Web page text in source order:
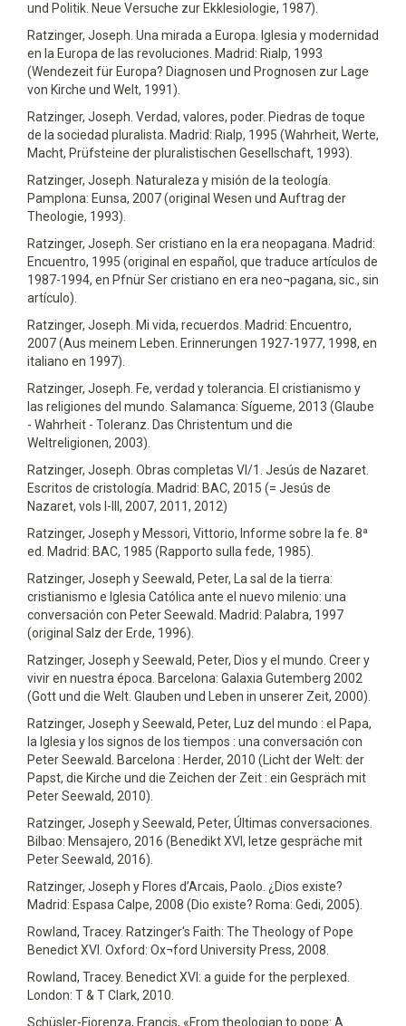
und Politik. Neue Versuche zur Ekklesiologie, 1987).
Ratzinger, Joseph. Una mirada a Europa. Iglesia y modernidad
en la Europa de las revoluciones. Madrid: Rialp, 1993
(Wendezeit für Europa? Diagnosen und Prognosen zur Lage
von Kirche und Welt, 1991).
Ratzinger, Joseph. Verdad, valores, poder. Piedras de toque
de la sociedad pluralista. Madrid: Rialp, 1995 (Wahrheit, Werte,
Macht, Prüfsteine der pluralistischen Gesellschaft, 1993).
Ratzinger, Joseph. Naturaleza y misión de la teología.
Pamplona: Eunsa, 2007 (original Wesen und Auftrag der
Theologie, 1993).
Ratzinger, Joseph. Ser cristiano en la era neopagana. Madrid:
Encuentro, 1995 (original en español, que traduce artículos de
1987-1994, en Pfnür Ser cristiano en era neo¬pagana, sic., sin
artículo).
Ratzinger, Joseph. Mi vida, recuerdos. Madrid: Encuentro,
2007 (Aus meinem Leben. Erinnerungen 1927-1977, 1998, en
italiano en 1997).
Ratzinger, Joseph. Fe, verdad y tolerancia. El cristianismo y
las religiones del mundo. Salamanca: Sígueme, 2013 (Glaube
- Wahrheit - Toleranz. Das Christentum und die
Weltreligionen, 2003).
Ratzinger, Joseph. Obras completas VI/1. Jesús de Nazaret.
Escritos de cristología. Madrid: BAC, 2015 (= Jesús de
Nazaret, vols I-III, 2007, 2011, 2012)
Ratzinger, Joseph y Messori, Vittorio, Informe sobre la fe. 8ª
ed. Madrid: BAC, 1985 (Rapporto sulla fede, 1985).
Ratzinger, Joseph y Seewald, Peter, La sal de la tierra:
cristianismo e Iglesia Católica ante el nuevo milenio: una
conversación con Peter Seewald. Madrid: Palabra, 1997
(original Salz der Erde, 1996).
Ratzinger, Joseph y Seewald, Peter, Dios y el mundo. Creer y
vivir en nuestra época. Barcelona: Galaxia Gutemberg 2002
(Gott und die Welt. Glauben und Leben in unserer Zeit, 2000).
Ratzinger, Joseph y Seewald, Peter, Luz del mundo : el Papa,
la Iglesia y los signos de los tiempos : una conversación con
Peter Seewald. Barcelona : Herder, 2010 (Licht der Welt: der
Papst, die Kirche und die Zeichen der Zeit : ein Gespräch mit
Peter Seewald, 2010).
Ratzinger, Joseph y Seewald, Peter, Últimas conversaciones.
Bilbao: Mensajero, 2016 (Benedikt XVI, letze gespräche mit
Peter Seewald, 2016).
Ratzinger, Joseph y Flores d’Arcais, Paolo. ¿Dios existe?
Madrid: Espasa Calpe, 2008 (Dio existe? Roma: Gedi, 2005).
Rowland, Tracey. Ratzinger's Faith: The Theology of Pope
Benedict XVI. Oxford: Ox¬ford University Press, 2008.
Rowland, Tracey. Benedict XVI: a guide for the perplexed.
London: T & T Clark, 2010.
Schüsler-Fiorenza, Francis, «From theologian to pope: A